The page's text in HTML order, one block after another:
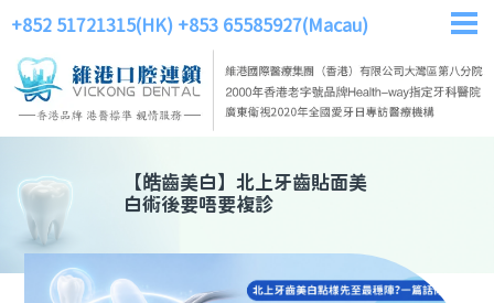
+852 51721315(HK) +853 65585927(Macau)
【皓齒美白】 北上牙齒貼面美
白術後要唔要複診